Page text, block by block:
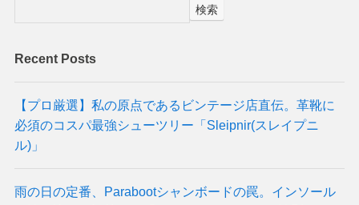
検索
Recent Posts
【プロ厳選】私の原点であるビンテージ店直伝。革靴に
必須のコスパ最強シューツリー「Sleipnir(スレイプニ
ル)」
雨の日の定番、Parabootシャンボードの罠。インソール